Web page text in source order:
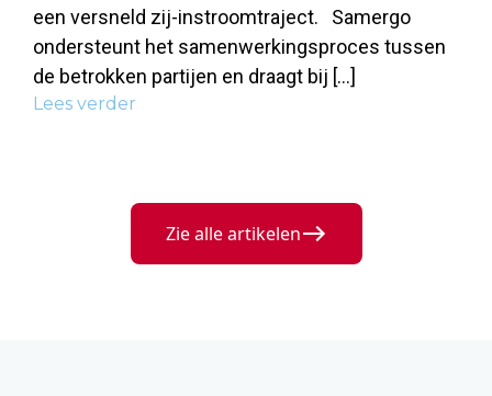
een versneld zij-instroomtraject. Samergo
ondersteunt het samenwerkingsproces tussen
de betrokken partijen en draagt bij […]
Lees verder
Zie alle artikelen